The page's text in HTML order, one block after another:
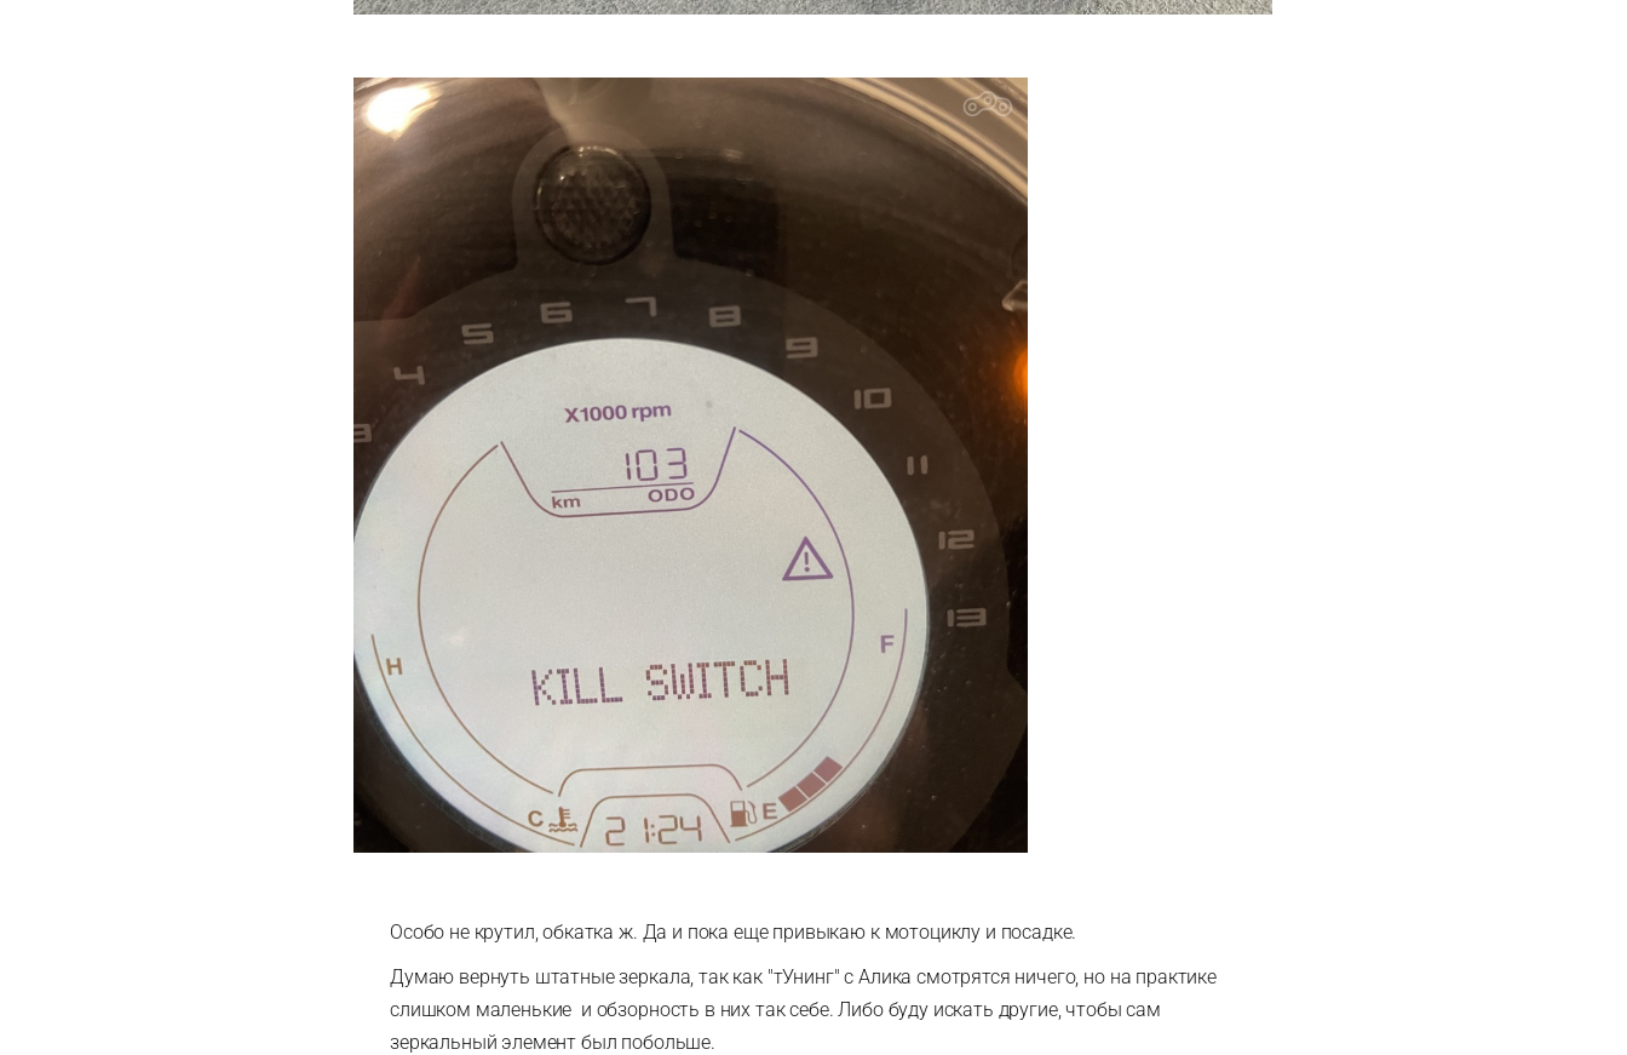
Особо не крутил, обкатка ж. Да и пока еще привыкаю к мотоциклу и посадке.
Думаю вернуть штатные зеркала, так как "тУнинг" с Алика смотрятся ничего, но на практике
слишком маленькие и обзорность в них так себе. Либо буду искать другие, чтобы сам
зеркальный элемент был побольше.